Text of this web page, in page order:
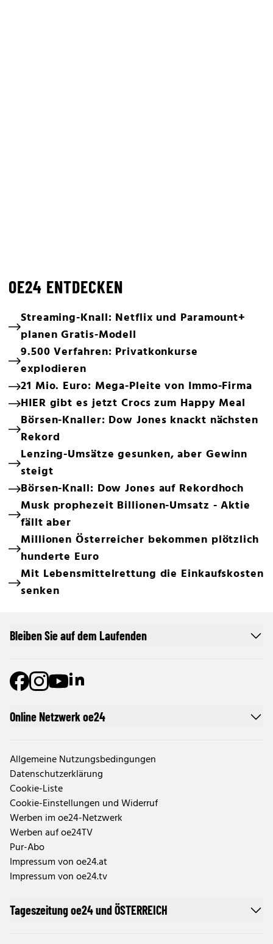
OE24 ENTDECKEN
Streaming-Knall: Netflix und Paramount+
planen Gratis-Modell
9.500 Verfahren: Privatkonkurse
explodieren
21 Mio. Euro: Mega-Pleite von Immo-Firma
HIER gibt es jetzt Crocs zum Happy Meal
Börsen-Knaller: Dow Jones knackt nächsten
Rekord
Lenzing-Umsätze gesunken, aber Gewinn
steigt
Börsen-Knall: Dow Jones auf Rekordhoch
Musk prophezeit Billionen-Umsatz - Aktie
fällt aber
Millionen Österreicher bekommen plötzlich
hunderte Euro
Mit Lebensmittelrettung die Einkaufskosten
senken
Online Netzwerk oe24
Allgemeine Nutzungsbedingungen
Datenschutzerklärung
Cookie-Liste
Cookie-Einstellungen und Widerruf
Werben im oe24-Netzwerk
Werben auf oe24TV
Pur-Abo
Impressum von oe24.at
Impressum von oe24.tv
Tageszeitung oe24 und ÖSTERREICH
Bleiben Sie auf dem Laufenden